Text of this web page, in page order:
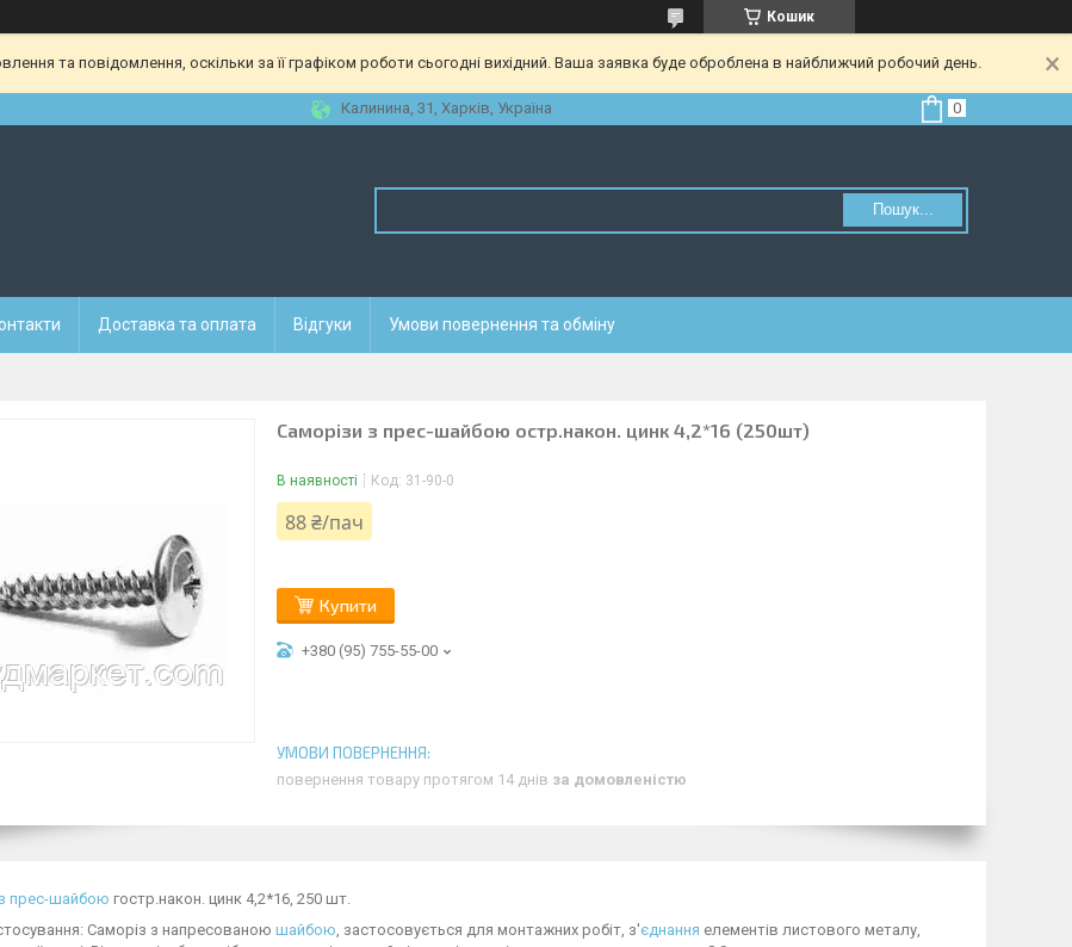
Кошик
та повідомлення, оскільки за її графіком роботи сьогодні вихідний. Ваша заявка буде оброблена в найближчий робочий день.
Калинина, 31, Харків, Україна
Пошук...
Доставка та оплата Відгуки Умови повернення та обміну
Саморізи з прес-шайбою остр.након. цинк 4,2*16 (250шт)
В наявності Код: 31-90-0
88 ₴/пач
Купити
+380 (95) 755-55-00
повернення товару протягом 14 днів за домовленістю
прес-шайбою гостр.након. цинк 4,2*16, 250 шт.
Саморіз з напресованою шайбою , застосовується для монтажних робіт, з'єднання елементів листового металу,